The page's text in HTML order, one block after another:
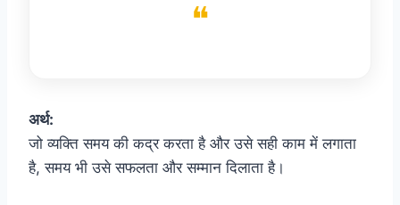
अर्थ:
जो व्यक्ति समय की कद्र करता है और उसे सही काम में लगाता
है, समय भी उसे सफलता और सम्मान दिलाता है।